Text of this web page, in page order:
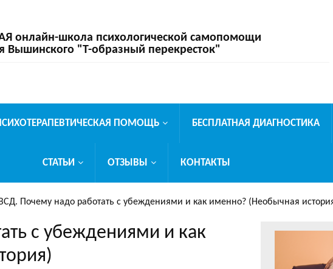
онлайн-школа психологической самопомощи
Вышинского "Т-образный перекресток"
ПОМОЩЬ БЕСПЛАТНАЯ ДИАГНОСТИКА
СТАТЬИ ОТЗЫВЫ КОНТАКТЫ
ВСД. Почему надо работать с убеждениями и как именно? (Необычная
с убеждениями и как